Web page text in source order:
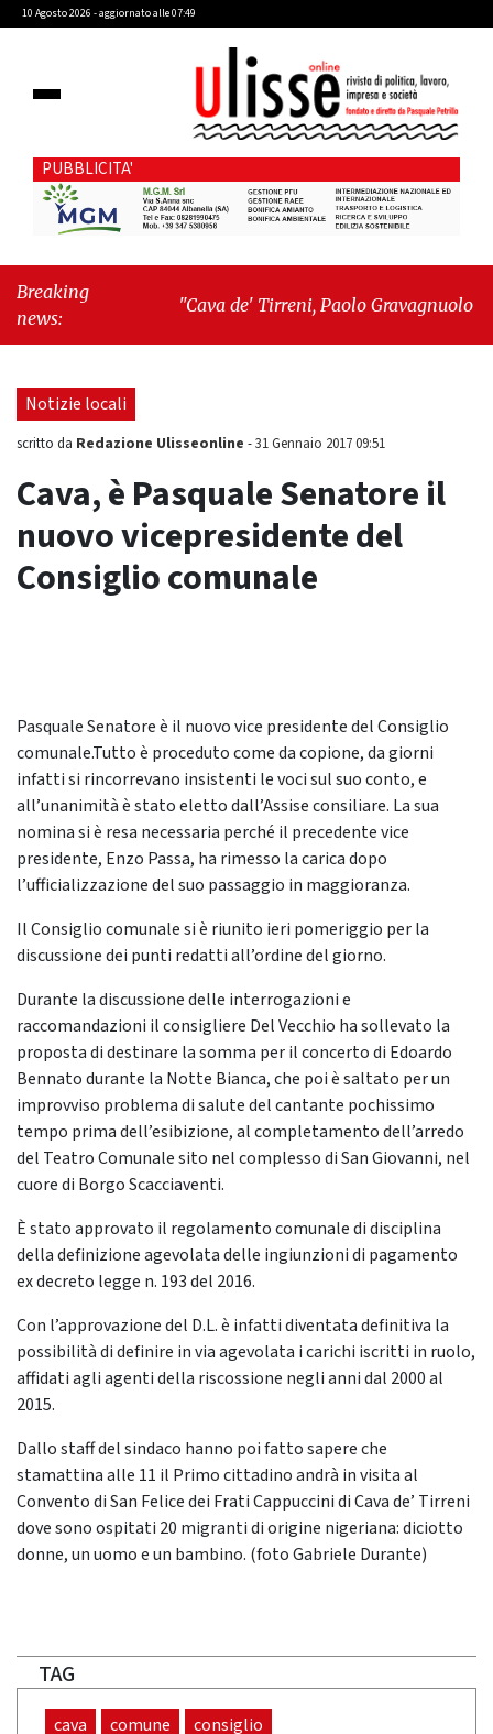
10 Agosto 2026 - aggiornato alle 07:49
PUBBLICITA'
Breaking
news:
"Cava de' Tirreni, Paolo Gravagnuolo sul caso
Domenico: si proseguirà col processo
Notizie locali
scritto da Redazione Ulisseonline -31 Gennaio 2017 09:51
Cava, è Pasquale Senatore il
nuovo vicepresidente del
Consiglio comunale
Pasquale Senatore è il nuovo vice presidente del Consiglio
comunale.Tutto è proceduto come da copione, da giorni
infatti si rincorrevano insistenti le voci sul suo conto, e
all’unanimità è stato eletto dall’Assise consiliare. La sua
nomina si è resa necessaria perché il precedente vice
presidente, Enzo Passa, ha rimesso la carica dopo
l’ufficializzazione del suo passaggio in maggioranza.
Il Consiglio comunale si è riunito ieri pomeriggio per la
discussione dei punti redatti all’ordine del giorno.
Durante la discussione delle interrogazioni e
raccomandazioni il consigliere Del Vecchio ha sollevato la
proposta di destinare la somma per il concerto di Edoardo
Bennato durante la Notte Bianca, che poi è saltato per un
improvviso problema di salute del cantante pochissimo
tempo prima dell’esibizione, al completamento dell’arredo
del Teatro Comunale sito nel complesso di San Giovanni, nel
cuore di Borgo Scacciaventi.
È stato approvato il regolamento comunale di disciplina
della definizione agevolata delle ingiunzioni di pagamento
ex decreto legge n. 193 del 2016.
Con l’approvazione del D.L. è infatti diventata definitiva la
possibilità di definire in via agevolata i carichi iscritti in ruolo,
affidati agli agenti della riscossione negli anni dal 2000 al
2015.
Dallo staff del sindaco hanno poi fatto sapere che
stamattina alle 11 il Primo cittadino andrà in visita al
Convento di San Felice dei Frati Cappuccini di Cava de’ Tirreni
dove sono ospitati 20 migranti di origine nigeriana: diciotto
donne, un uomo e un bambino. (foto Gabriele Durante)
TAG
cava comune consiglio